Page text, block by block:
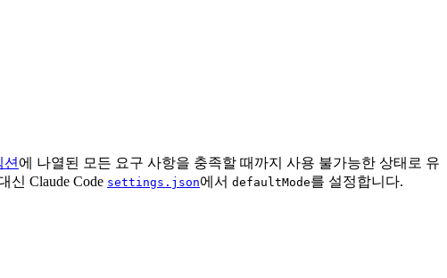
에 나열된 모든 요구 사항을 충족할 때까지 사용 불가능한 상태로 유
신 Claude Code settings.json에서 defaultMode를 설정합니다.